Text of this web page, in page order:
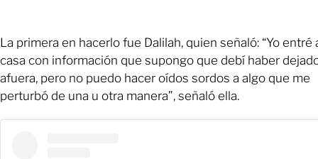
La primera en hacerlo fue Dalilah, quien señaló: “Yo entré
casa con información que supongo que debí haber
afuera, pero no puedo hacer oídos sordos a algo que me
perturbó de una u otra manera”, señaló ella.